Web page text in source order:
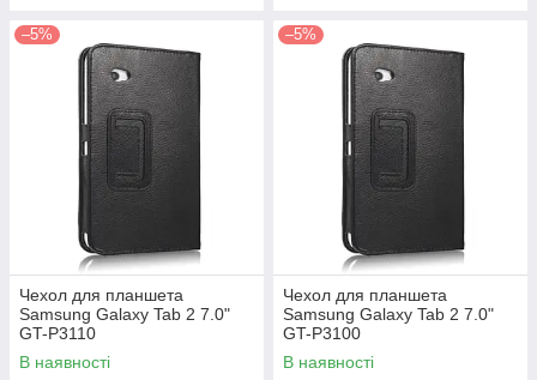
–5%
Чехол для планшета
Samsung Galaxy Tab 2 7.0"
GT-P3110
В наявності
–5%
Чехол для планшета
Samsung Galaxy Tab 2 7.0"
GT-P3100
В наявності